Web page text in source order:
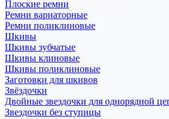
Плоские ремни
Ремни вариаторные
Ремни поликлиновые
Шкивы
Шкивы зубчатые
Шкивы клиновые
Шкивы поликлиновые
Заготовки для шкивов
Звёздочки
Двойные звездочки для однорядной
Звездочки без ступицы